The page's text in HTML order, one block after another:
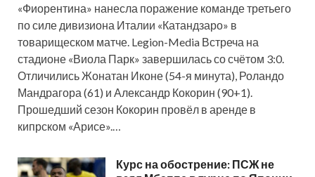
«Фиорентина» нанесла поражение команде третьего
по силе дивизиона Италии «Катандзаро» в
товарищеском матче. Legion-Media Встреча на
стадионе «Виола Парк» завершилась со счётом 3:0.
Отличились Жонатан Иконе (54-я минута), Роландо
Мандрагора (61) и Александр Кокорин (90+1).
Прошедший сезон Кокорин провёл в аренде в
кипрском «Арисе».…
Курс на обострение: ПСЖ не